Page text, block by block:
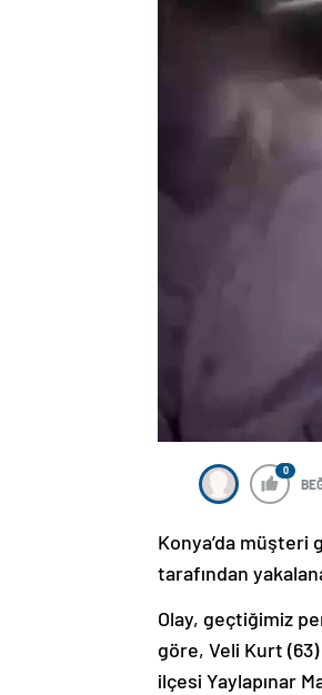
0
Konya’da müşteri
tarafından
Olay, geçtiğimiz
göre, Veli Kurt
ilçesi Yaylapınar